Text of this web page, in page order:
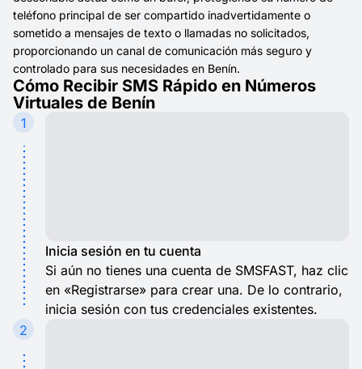
teléfono principal de ser compartido inadvertidamente o
sometido a mensajes de texto o llamadas no solicitados,
proporcionando un canal de comunicación más seguro y
controlado para sus necesidades en Benín.
Cómo Recibir SMS Rápido en Números
Virtuales de Benín
1
Inicia sesión en tu cuenta
Si aún no tienes una cuenta de SMSFAST, haz clic
en «Registrarse» para crear una. De lo contrario,
inicia sesión con tus credenciales existentes.
2